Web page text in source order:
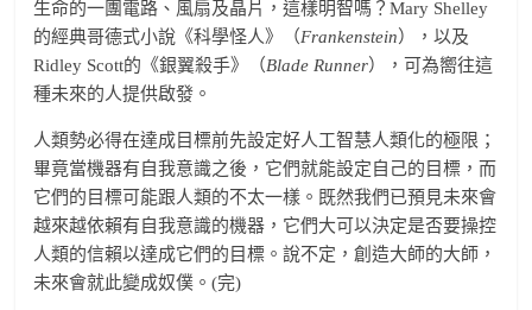
生命的一團電路、風扇及晶片，這樣明智嗎？Mary Shelley
的經典哥德式小說《科學怪人》（Frankenstein），以及
Ridley Scott的《銀翼殺手》（Blade Runner），可為嚮往這
種未來的人提供啟發。
人類勢必得在達成目標前先設定好人工智慧人類化的極限；
畢竟當機器有自我意識之後，它們就能設定自己的目標，而
它們的目標可能跟人類的不太一樣。既然我們已預見未來會
越來越依賴有自我意識的機器，它們大可以決定是否要操控
人類的信賴以達成它們的目標。說不定，創造大師的大師，
未來會就此變成奴僕。(完)